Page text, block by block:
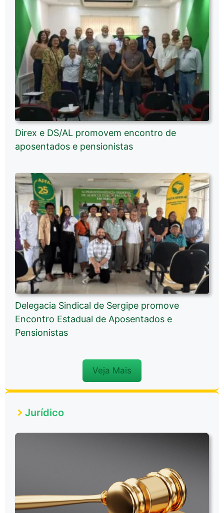
Direx e DS/AL promovem encontro de
aposentados e pensionistas
Delegacia Sindical de Sergipe promove
Encontro Estadual de Aposentados e
Pensionistas
Veja Mais
Jurídico